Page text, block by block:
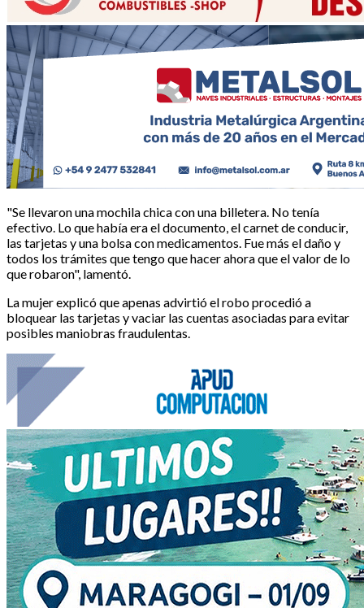
"Se llevaron una mochila chica con una billetera. No tenía
efectivo. Lo que había era el documento, el carnet de conducir,
las tarjetas y una bolsa con medicamentos. Fue más el daño y
todos los trámites que tengo que hacer ahora que el valor de lo
que robaron", lamentó.
La mujer explicó que apenas advirtió el robo procedió a
bloquear las tarjetas y vaciar las cuentas asociadas para evitar
posibles maniobras fraudulentas.